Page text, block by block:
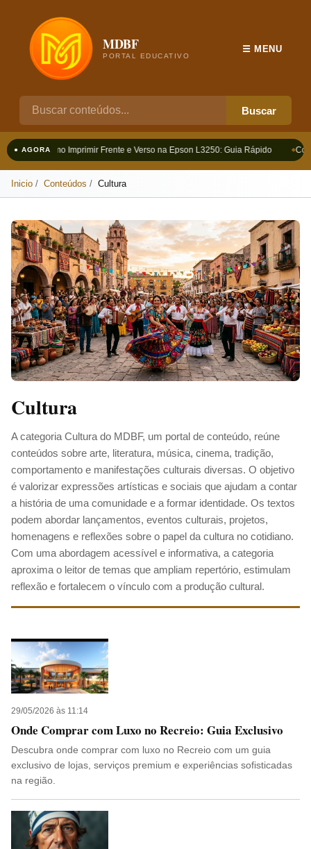
MDBF
PORTAL EDUCATIVO
Buscar
☰ MENU
● AGORAComo Imprimir Frente e Verso na Epson L3250: Guia Rápido
Inicio Conteúdos Cultura
Cultura
A categoria Cultura do MDBF, um portal de conteúdo, reúne
conteúdos sobre arte, literatura, música, cinema, tradição,
comportamento e manifestações culturais diversas. O objetivo
é valorizar expressões artísticas e sociais que ajudam a contar
a história de uma comunidade e a formar identidade. Os textos
podem abordar lançamentos, eventos culturais, projetos,
homenagens e reflexões sobre o papel da cultura no cotidiano.
Com uma abordagem acessível e informativa, a categoria
aproxima o leitor de temas que ampliam repertório, estimulam
reflexão e fortalecem o vínculo com a produção cultural.
29/05/2026 às 11:14
Onde Comprar com Luxo no Recreio: Guia Exclusivo
Descubra onde comprar com luxo no Recreio com um guia
exclusivo de lojas, serviços premium e experiências sofisticadas
na região.